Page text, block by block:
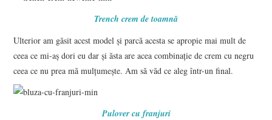
Trench crem de toamnă
Ulterior am găsit acest model și parcă acesta se apropie mai mult de
ceea ce mi-aș dori eu dar și ăsta are acea combinație de crem cu negru
ceea ce nu prea mă mulțumește. Am să văd ce aleg într-un final.
Pulover cu franjuri